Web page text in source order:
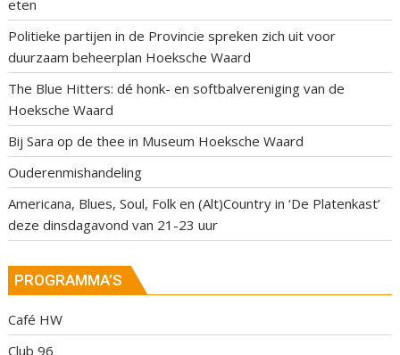
eten
Politieke partijen in de Provincie spreken zich uit voor
duurzaam beheerplan Hoeksche Waard
The Blue Hitters: dé honk- en softbalvereniging van de
Hoeksche Waard
Bij Sara op de thee in Museum Hoeksche Waard
Ouderenmishandeling
Americana, Blues, Soul, Folk en (Alt)Country in ‘De Platenkast’
deze dinsdagavond van 21-23 uur
PROGRAMMA’S
Café HW
Club 96